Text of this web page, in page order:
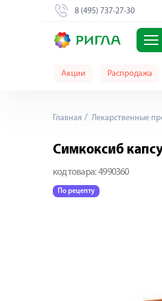
8 (495) 737-27-30
Акции Распродажа
Главная Лекарственные
Симкоксиб
код товара: 4990360
По рецепту